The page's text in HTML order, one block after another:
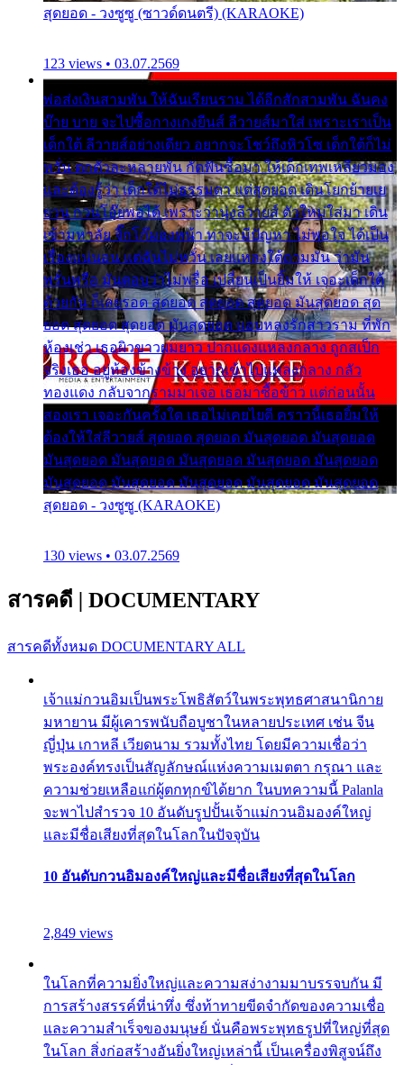
สุดยอด - วงซูซู (ซาวด์ดนตรี) (KARAOKE)
123 views • 03.07.2569
พ่อส่งเงินสามพัน ให้ฉันเรียนราม ได้อีกสักสามพัน ฉันคง
บ๊าย บาย จะไปซื้อกางเกงยีนส์ ลีวายส์มาใส่ เพราะเราเป็น
เด็กใต้ ลีวายส์อย่างเดียว อยากจะโชว์ถึงหิวโซ เด็กใต้ก็ไม่
หวั่น ตกตัวละหลายพัน กัดฟันซื้อมา ให้เด็กเทพเหลียวมอง
และต้องรู้ว่า เด็กใต้ไม่ธรรมดา แต่สุดยอด เดินโยกย้ายเย
ยวน กวนโอ๊ยพอได้ เพราะว่านุ่งลีวายส์ ตัวใหม่ใส่มา เดิน
เข้ามหาลัย จิ๊กโก๊มองหน้า ท่าจะมีปัญหา ไม่พอใจ ได้เป็น
เรื่องแน่นอน แต่ฉันไม่หวั่น เลยแหลงใต้ถามมัน ว่ามัน
พรั่นพรือ มันตอบว่าไม่พรื่อ เปลี่ยนเป็นยิ้มให้ เจอะเด็กใต้
ด้วยกัน ก็เลยรอด สุดยอด สุดยอด สุดยอด มันสุดยอด สุด
ยอด สุดยอด สุดยอด มันสุดยอด แอบหลงรักสาวราม ที่พัก
ห้องเช่า เธอผิวขาวผมยาว ปากแดงแหลงกลาง ถูกสเป็ก
จริงเธอ อยู่ห้องข้างข้าง อยากเข้าไปแหลงกลาง กลัว
ทองแดง กลับจากรามมาเจอ เธอมาซื้อข้าว แต่ก่อนนั้น
สองเรา เจอะกันครั้งใด เธอไม่เคยไยดี คราวนี้เธอยิ้มให้
ต้องให้ใส่ลีวายส์ สุดยอด สุดยอด มันสุดยอด มันสุดยอด
มันสุดยอด มันสุดยอด มันสุดยอด มันสุดยอด มันสุดยอด
มันสุดยอด มันสุดยอด มันสุดยอด มันสุดยอด มันสุดยอด
สุดยอด - วงซูซู (KARAOKE)
130 views • 03.07.2569
สารคดี | DOCUMENTARY
สารคดีทั้งหมด DOCUMENTARY ALL
เจ้าแม่กวนอิมเป็นพระโพธิสัตว์ในพระพุทธศาสนานิกาย
มหายาน มีผู้เคารพนับถือบูชาในหลายประเทศ เช่น จีน
ญี่ปุ่น เกาหลี เวียดนาม รวมทั้งไทย โดยมีความเชื่อว่า
พระองค์ทรงเป็นสัญลักษณ์แห่งความเมตตา กรุณา และ
ความช่วยเหลือแก่ผู้ตกทุกข์ได้ยาก ในบทความนี้ Palanla
จะพาไปสำรวจ 10 อันดับรูปปั้นเจ้าแม่กวนอิมองค์ใหญ่
และมีชื่อเสียงที่สุดในโลกในปัจจุบัน
10 อันดับกวนอิมองค์ใหญ่และมีชื่อเสียงที่สุดในโลก
2,849 views
ในโลกที่ความยิ่งใหญ่และความสง่างามมาบรรจบกัน มี
การสร้างสรรค์ที่น่าทึ่ง ซึ่งท้าทายขีดจำกัดของความเชื่อ
และความสำเร็จของมนุษย์ นั่นคือพระพุทธรูปที่ใหญ่ที่สุด
ในโลก สิ่งก่อสร้างอันยิ่งใหญ่เหล่านี้ เป็นเครื่องพิสูจน์ถึง